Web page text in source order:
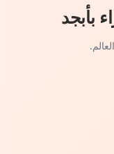
بأبجد